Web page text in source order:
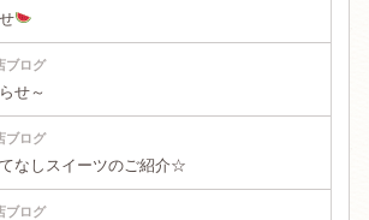
ブログ
せ～
ブログ
なしスイーツのご紹介☆
ブログ